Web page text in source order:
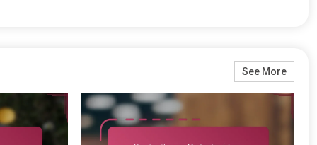
See More